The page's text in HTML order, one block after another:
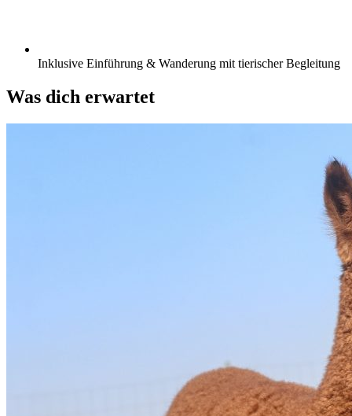
Inklusive Einführung & Wanderung mit tierischer Begleitung
Was dich erwartet